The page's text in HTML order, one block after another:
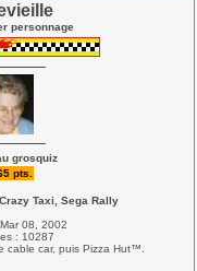
personnage
grosquiz
pts.
Crazy Taxi, Sega Rally
08, 2002
: 10287
cable car, puis Pizza Hut™.